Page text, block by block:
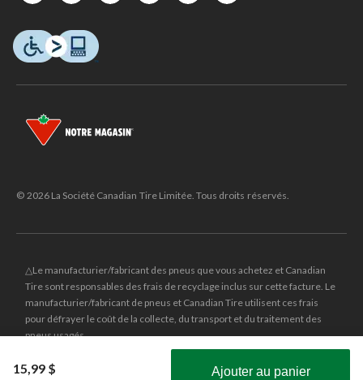
15,99 $ Ajouter au panier
© 2026 La Société Canadian Tire Limitée. Tous droits réservés.
△Le manufacturier/fabricant des pneus que vous achetez et Canadian
Tire sont responsables des frais de recyclage inclus sur cette facture. Le
manufacturier/fabricant de pneus et Canadian Tire utilisent ces frais
pour défrayer le coût de la collecte, du transport et du traitement des
pneus usagés.
et le logo du triangle CANADIAN TIRE sont des
marques de commerce déposées de la Société Canadian Tire Limitée.